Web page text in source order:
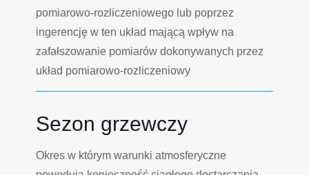
pomiarowo-rozliczeniowego lub poprzez
ingerencję w ten układ mającą wpływ na
zafałszowanie pomiarów dokonywanych przez
układ pomiarowo-rozliczeniowy
Sezon grzewczy
Okres w którym warunki atmosferyczne